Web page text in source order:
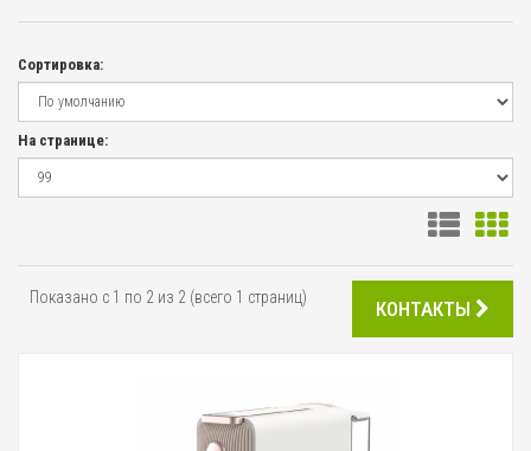
Сортировка:
На странице:
Показано с 1 по 2 из 2 (всего 1 страниц) КОНТАКТЫ